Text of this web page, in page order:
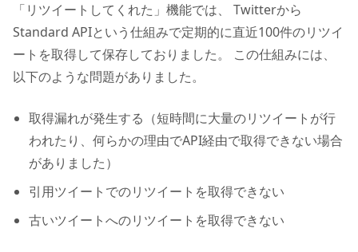
「リツイートしてくれた」機能では、 Twitterから
Standard APIという仕組みで定期的に直近100件のリツイ
ートを取得して保存しておりました。 この仕組みには、
以下のような問題がありました。
取得漏れが発生する（短時間に大量のリツイートが行
われたり、何らかの理由でAPI経由で取得できない場合
がありました）
引用ツイートでのリツイートを取得できない
古いツイートへのリツイートを取得できない